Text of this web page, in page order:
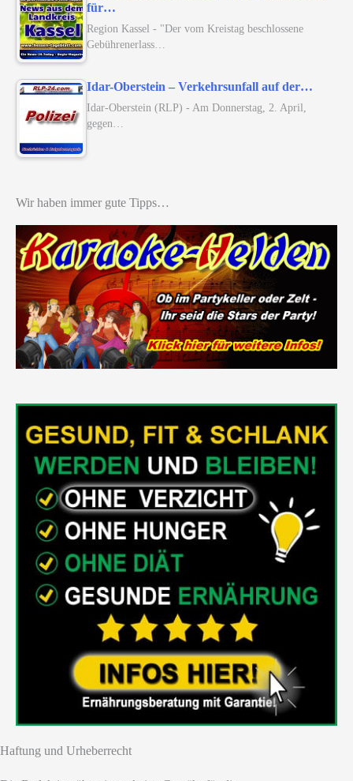
für…
Region Kassel - "Der vom Kreistag beschlossene
Gebührenerlass…
Idar-Oberstein – Verkehrsunfall auf der…
Idar-Oberstein (RLP) - Am Donnerstag, 2. April,
gegen…
Wir haben immer gute Tipps…
Haftung und Urheberrecht